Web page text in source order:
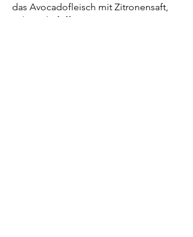
das Avocadofleisch mit Zitronensaft,
Salz und Pfeffer cremig pürieren.